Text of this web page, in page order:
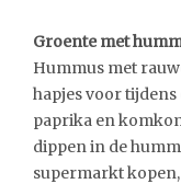
Groente met
Hummus met
hapjes voor
paprika en
dippen in de
supermarkt